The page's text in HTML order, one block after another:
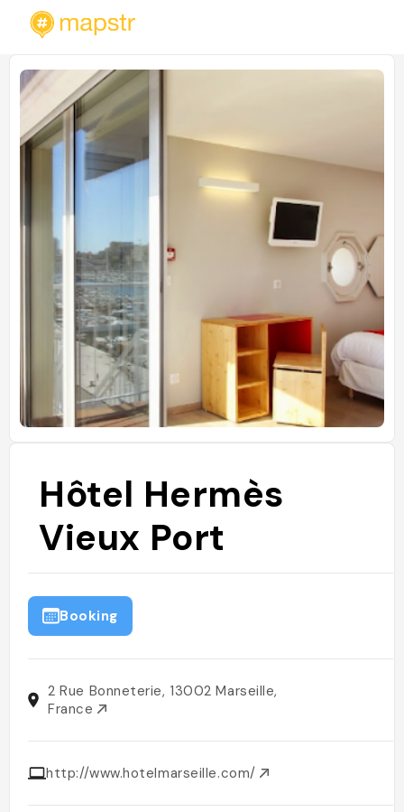
Hôtel Hermès
Vieux Port
Booking
2 Rue Bonneterie, 13002 Marseille,
France
http://www.hotelmarseille.com/